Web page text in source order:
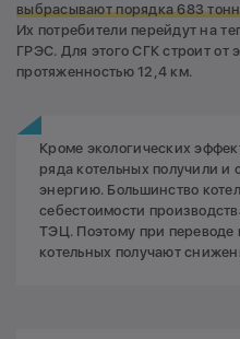
выбрасывают порядка 683
Их потребители перейдут на
ГРЭС. Для этого СГК строит от
протяженностью 12,4 км.
Кроме экологических
ряда котельных получили
энергию. Большинство
себестоимости
ТЭЦ. Поэтому при
котельных получают